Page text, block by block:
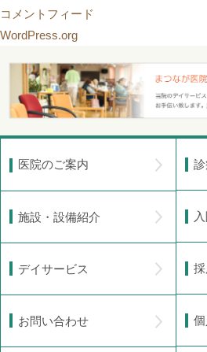
コメントフィード
WordPress.org
医院のご案内
施設・設備紹介
デイサービス
お問い合わせ